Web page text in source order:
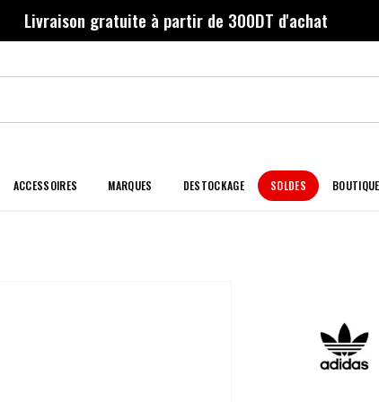
Livraison gratuite à partir de 300DT d'achat
ACCESSOIRES MARQUES DESTOCKAGE SOLDES